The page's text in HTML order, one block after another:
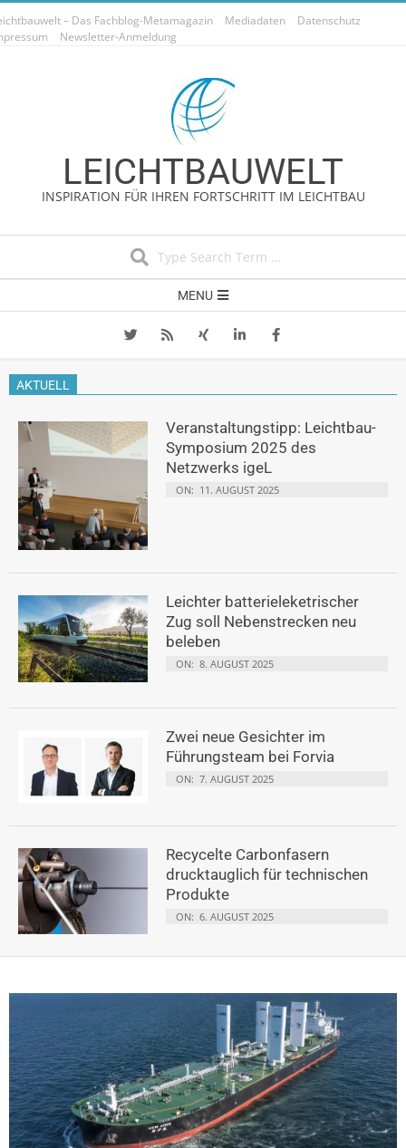
Skip
to
– Das Fachblog-Metamagazin Mediadaten
Datenschutz
Newsletter-Anmeldung
LEICHTBAUWELT
INSPIRATION FÜR IHREN FORTSCHRITT IM LEICHTBAU
Navigation
MENU
AKTUELL
Veranstaltungstipp: Leichtbau-
Symposium 2025 des
Netzwerks igeL
ON: 11. AUGUST 2025
Leichter batterieleketrischer
Zug soll Nebenstrecken neu
beleben
ON: 8. AUGUST 2025
Zwei neue Gesichter im
Führungsteam bei Forvia
ON: 7. AUGUST 2025
Recycelte Carbonfasern
drucktauglich für technischen
Produkte
ON: 6. AUGUST 2025